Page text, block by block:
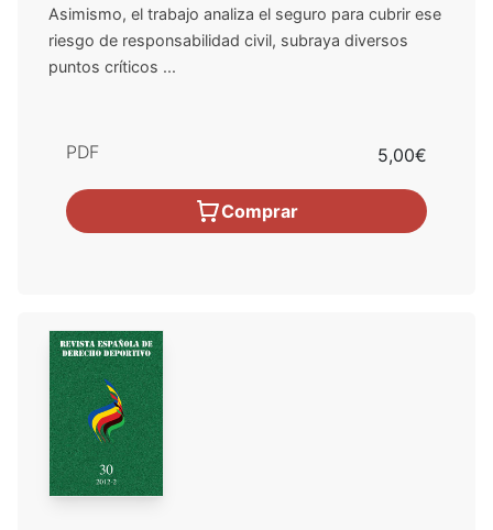
Asimismo, el trabajo analiza el seguro para cubrir ese
riesgo de responsabilidad civil, subraya diversos
puntos críticos ...
PDF 5,00€
Comprar